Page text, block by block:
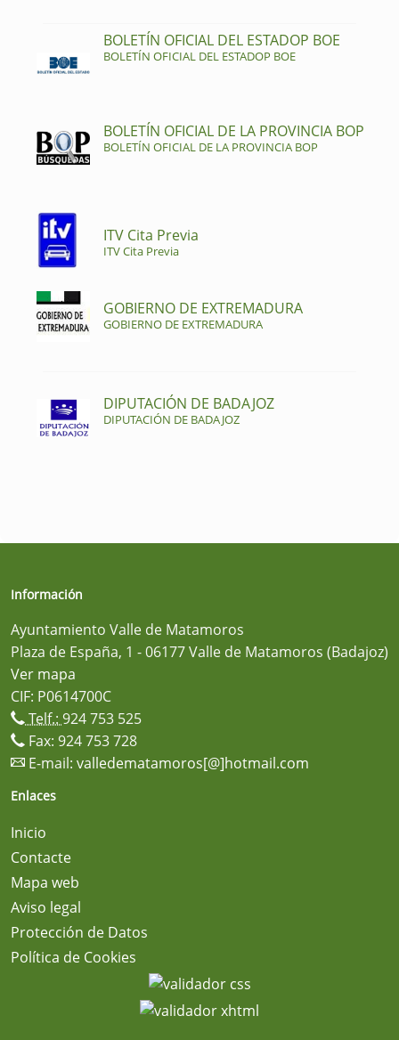
BOLETÍN OFICIAL DEL ESTADOP BOE
BOLETÍN OFICIAL DEL ESTADOP BOE
BOLETÍN OFICIAL DE LA PROVINCIA BOP
BOLETÍN OFICIAL DE LA PROVINCIA BOP
ITV Cita Previa
ITV Cita Previa
GOBIERNO DE EXTREMADURA
GOBIERNO DE EXTREMADURA
DIPUTACIÓN DE BADAJOZ
DIPUTACIÓN DE BADAJOZ
Información
Ayuntamiento Valle de Matamoros
Plaza de España, 1 - 06177 Valle de Matamoros (Badajoz)
Ver mapa
CIF: P0614700C
Telf.: 924 753 525
Fax: 924 753 728
E-mail: valledematamoros[@]hotmail.com
Enlaces
Inicio
Contacte
Mapa web
Aviso legal
Protección de Datos
Política de Cookies